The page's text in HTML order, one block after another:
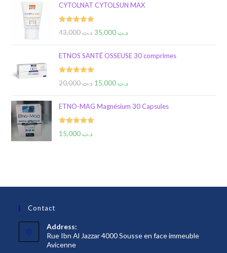
CYTOLNAT CYTOLSUN MAX
Rated 5.00د.ت43,000 د.ت
ETNOS SANTÉ OSSEUSE 30 comprimes
Rated 5.00د.ت20,000 د.ت
ETNO-MAG Magnésium 30 Capsules
Rated 5.00د.ت
Contact
Address:
Rue Ibn Al Jazzar 4000 Sousse en face immeuble
Avicenne